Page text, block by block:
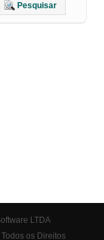
Pesquisar
LTDA
os Direitos